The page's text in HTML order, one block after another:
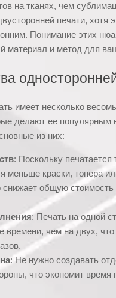
на тканях, чем
печати, хотя
Понимание этих
материал и метод для
имеет несколько
делают ее популярным
из них:
: Поскольку печатается
меньше краски, тонера
снижает общую стоимость
: Печать на одной
времени, чем на двух,
: Не нужно создавать
что экономит время